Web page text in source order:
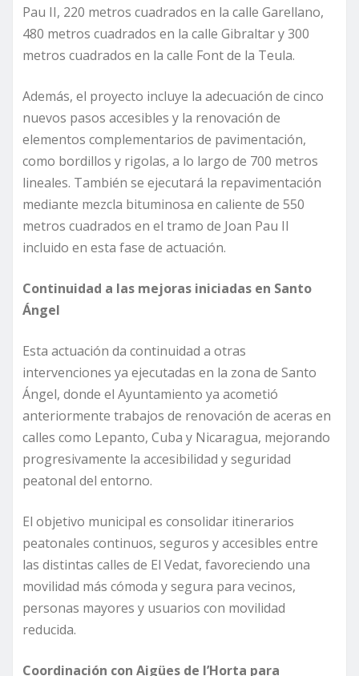
Pau II, 220 metros cuadrados en la calle Garellano,
480 metros cuadrados en la calle Gibraltar y 300
metros cuadrados en la calle Font de la Teula.
Además, el proyecto incluye la adecuación de cinco
nuevos pasos accesibles y la renovación de
elementos complementarios de pavimentación,
como bordillos y rigolas, a lo largo de 700 metros
lineales. También se ejecutará la repavimentación
mediante mezcla bituminosa en caliente de 550
metros cuadrados en el tramo de Joan Pau II
incluido en esta fase de actuación.
Continuidad a las mejoras iniciadas en Santo
Ángel
Esta actuación da continuidad a otras
intervenciones ya ejecutadas en la zona de Santo
Ángel, donde el Ayuntamiento ya acometió
anteriormente trabajos de renovación de aceras en
calles como Lepanto, Cuba y Nicaragua, mejorando
progresivamente la accesibilidad y seguridad
peatonal del entorno.
El objetivo municipal es consolidar itinerarios
peatonales continuos, seguros y accesibles entre
las distintas calles de El Vedat, favoreciendo una
movilidad más cómoda y segura para vecinos,
personas mayores y usuarios con movilidad
reducida.
Coordinación con Aigües de l’Horta para